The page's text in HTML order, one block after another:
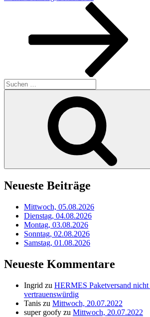
Suchen
nach:
Neueste Beiträge
Mittwoch, 05.08.2026
Dienstag, 04.08.2026
Montag, 03.08.2026
Sonntag, 02.08.2026
Samstag, 01.08.2026
Neueste Kommentare
Ingrid zu HERMES Paketversand nicht
vertrauenswürdig
Tanis zu Mittwoch, 20.07.2022
super goofy zu Mittwoch, 20.07.2022